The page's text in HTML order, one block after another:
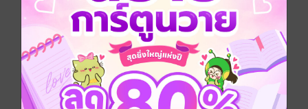
ประเภทไฟล์
วันที่วางขาย 11 พฤษภาคม 2558
ความยาว 132 หน้า
ราคาปก 69 บาท (ประหยัด 28%)